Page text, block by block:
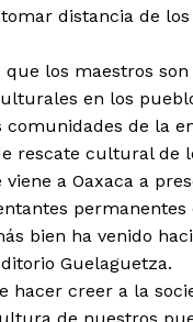
distancia de
los maestros
en los
de la
rescate cultural de
a Oaxaca a
permanentes
bien ha venido
Guelaguetza.
hacer creer a la